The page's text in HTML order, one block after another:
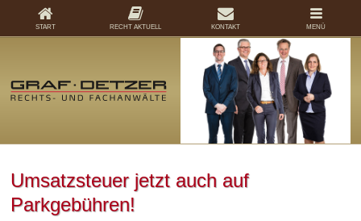
Umsatzsteuer jetzt auch auf
Parkgebühren!
START RECHT AKTUELL KONTAKT MENÜ